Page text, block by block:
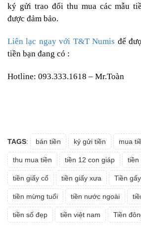
ký gửi trao đổi thu mua các mẫu
được đảm bảo.
Liên lạc ngay với T&T Numis để
tiền bạn đang có :
Hotline: 093.333.1618 – Mr.Toàn
TAGS: bán tiền ký gửi tiền mua
thu mua tiền tiền 12 con giáp tiền
tiền giấy cổ tiền giấy xưa Tiền
tiền mừng tuổi tiền nước ngoài
tiền số đẹp tiền việt nam Tiền